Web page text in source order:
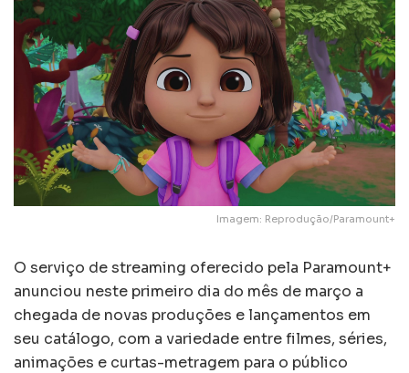
Imagem: Reprodução/Paramount+
O serviço de streaming oferecido pela Paramount+
anunciou neste primeiro dia do mês de março a
chegada de novas produções e lançamentos em
seu catálogo, com a variedade entre filmes, séries,
animações e curtas-metragem para o público